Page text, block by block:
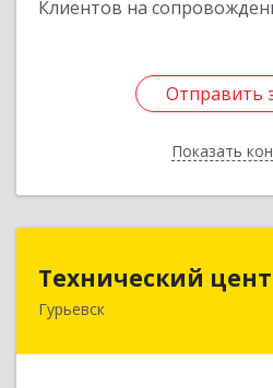
Клиентов на
Отправить
Показать
Отправить
Назад
Технический
Гурьевск